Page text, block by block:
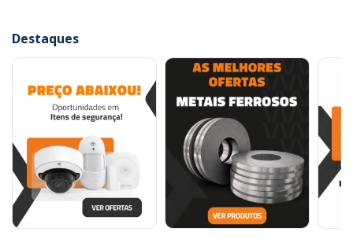
Destaques